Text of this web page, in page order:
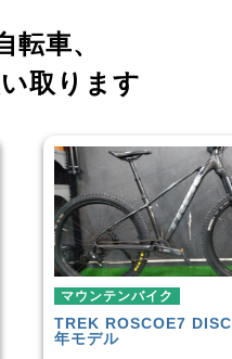
転車、
取ります
2020-21